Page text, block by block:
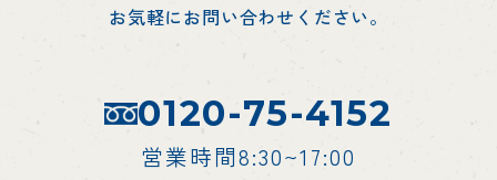
お気軽にお問い合わせください。
0120-75-4152
営業時間8:30~17:00